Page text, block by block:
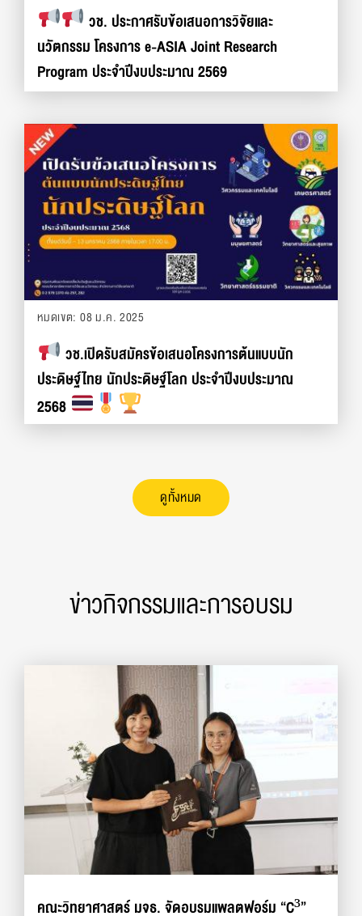
วช. ประกาศรับข้อเสนอการวิจัยและ
นวัตกรรม โครงการ e-ASIA Joint Research
Program ประจำปีงบประมาณ 2569
หมดเขต: 08 ม.ค. 2025
วช.เปิดรับสมัครข้อเสนอโครงการต้นแบบนัก
ประดิษฐ์ไทย นักประดิษฐ์โลก ประจำปีงบประมาณ
2568
ดูทั้งหมด
ข่าวกิจกรรมและการอบรม
คณะวิทยาศาสตร์ มจธ. จัดอบรมแพลตฟอร์ม “C³”